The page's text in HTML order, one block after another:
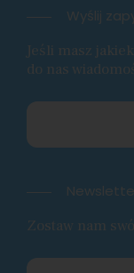
Wyślij
Jeśli masz
do nas
Zostaw nam